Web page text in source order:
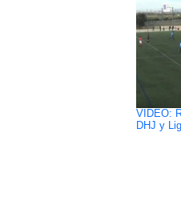
VIDEO:
DHJ y